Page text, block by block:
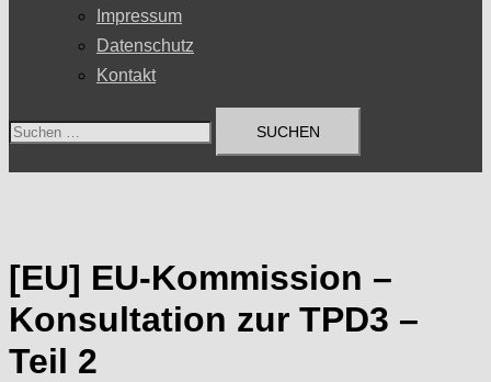
Impressum
Datenschutz
Kontakt
Suchen
[EU] EU-Kommission –
Konsultation zur TPD3 –
Teil 2